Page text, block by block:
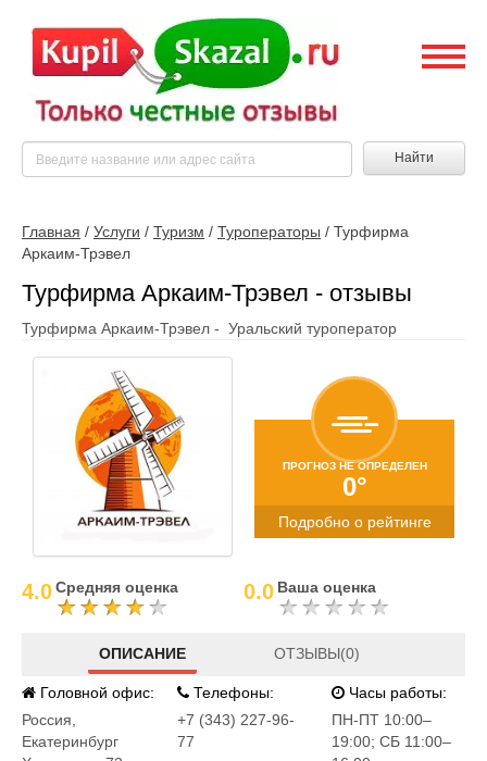
Найти
Главная / Услуги / Туризм / Туроператоры / Турфирма
Аркаим-Трэвел
Турфирма Аркаим-Трэвел - отзывы
Турфирма Аркаим-Трэвел - Уральский туроператор
ПРОГНОЗ НЕ ОПРЕДЕЛЕН
0°
Подробно о рейтинге
4.0Средняя оценка 0.0 Ваша оценка
ОПИСАНИЕ ОТЗЫВЫ(0)
Головной офис:
Россия
Екатеринбург
Телефоны:
+7 (343) 227-96-
77
Часы работы:
ПН-ПТ 10:00–
19:00; СБ 11:00–